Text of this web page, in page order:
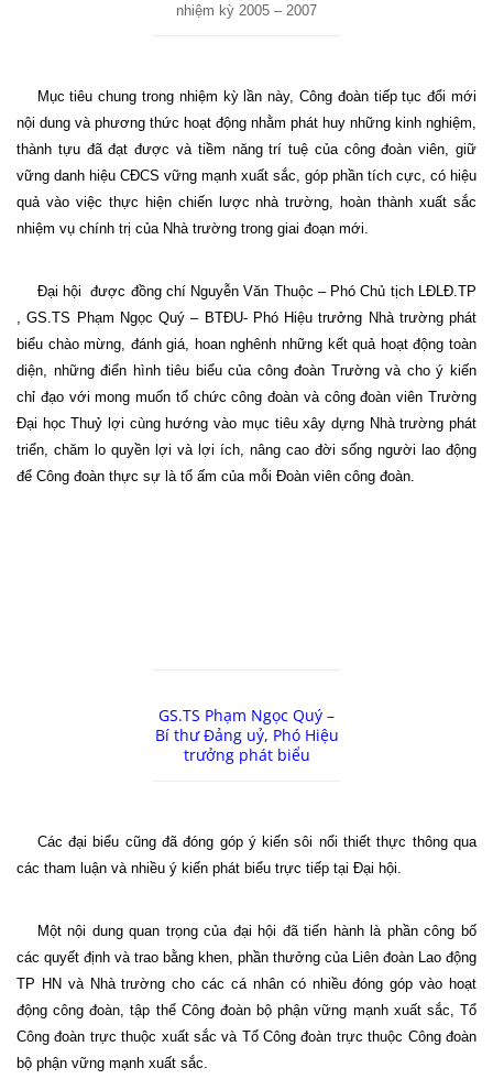
nhiệm kỳ 2005 – 2007
Mục tiêu chung trong nhiệm kỳ lần này, Công đoàn tiếp tục đổi mới
nội dung và phương thức hoạt động nhằm phát huy những kinh nghiệm,
thành tựu đã đạt được và tiềm năng trí tuệ của công đoàn viên, giữ
vững danh hiệu CĐCS vững mạnh xuất sắc, góp phần tích cực, có hiệu
quả vào việc thực hiện chiến lược nhà trường, hoàn thành xuất sắc
nhiệm vụ chính trị của Nhà trường trong giai đoạn mới.
Đại hội
được đồng chí Nguyễn Văn Thuộc – Phó Chủ tịch LĐLĐ.TP
, GS.TS Phạm Ngọc Quý – BTĐU- Phó Hiệu trưởng Nhà trường phát
biểu chào mừng, đánh giá, hoan nghênh những kết quả hoạt động toàn
diện, những điển hình tiêu biểu của công đoàn Trường và cho ý kiến
chỉ đạo với mong muốn tổ chức công đoàn và công đoàn viên Trường
Đại học Thuỷ lợi cùng hướng vào mục tiêu xây dựng Nhà trường phát
triển, chăm lo quyền lợi và lợi ích, nâng cao đời sống người lao động
để Công đoàn thực sự là tổ ấm của mỗi Đoàn viên công đoàn.
GS.TS Phạm Ngọc Quý –
Bí thư Đảng uỷ, Phó Hiệu
trưởng phát biểu
Các đại biểu cũng đã đóng góp ý kiến sôi nổi thiết thực thông qua
các tham luận và nhiều ý kiến phát biểu trực tiếp tại Đại hội.
Một nội dung quan trọng của đại hội đã tiến hành là phần công bố
các quyết định và trao bằng khen, phần thưởng của Liên đoàn Lao động
TP HN và Nhà trường cho các cá nhân có nhiều đóng góp vào hoạt
động công đoàn, tập thể Công đoàn bộ phận vững mạnh xuất sắc, Tổ
Công đoàn trực thuộc xuất sắc và Tổ Công đoàn trực thuộc Công đoàn
bộ phận vững mạnh xuất sắc.